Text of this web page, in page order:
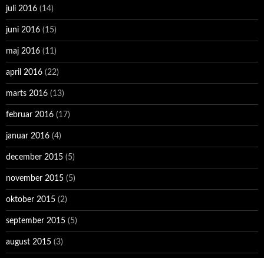
juli 2016 (14)
juni 2016 (15)
maj 2016 (11)
april 2016 (22)
marts 2016 (13)
februar 2016 (17)
januar 2016 (4)
december 2015 (5)
november 2015 (5)
oktober 2015 (2)
september 2015 (5)
august 2015 (3)